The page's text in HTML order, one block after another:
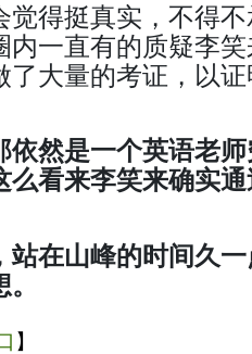
觉得挺真实，不得
内一直有的质疑李
了大量的考证，以
依然是一个英语老
么看来李笑来确实
站在山峰的时间久
】